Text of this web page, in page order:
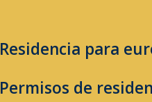
Residencia para
Permisos de